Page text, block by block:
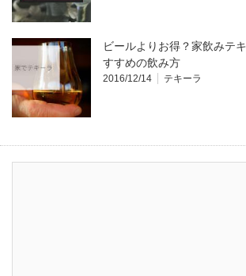
ビールよりお得？家飲みテ
すすめの飲み方
2016/12/14 テキーラ